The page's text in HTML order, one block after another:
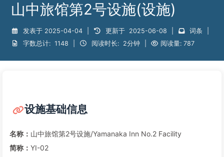
山中旅馆第2号设施(设施)
发表于 2025-04-04 更新于 2025-06-08 词条
字数总计: 1148 阅读时长: 2分钟 阅读量: 787
设施基础信息
名称： 山中旅馆第2号设施/Yamanaka Inn No.2 Facility
简称： YI-02